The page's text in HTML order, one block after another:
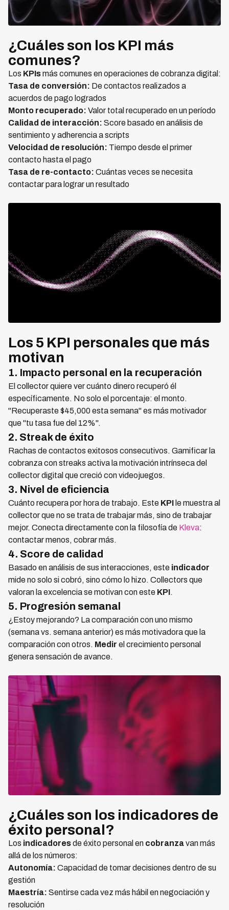
¿Cuáles son los KPI más
comunes?
Los KPIsmás comunes en operaciones de cobranza digital:
Tasa de conversión: De contactos realizados a
acuerdos de pago logrados
Monto recuperado: Valor total recuperado en un período
Calidad de interacción: Score basado en análisis de
sentimiento y adherencia a scripts
Velocidad de resolución: Tiempo desde el primer
contacto hasta el pago
Tasa de re-contacto: Cuántas veces se necesita
contactar para lograr un resultado
Los 5 KPI personales que más
motivan
1. Impacto personal en la recuperación
El collector quiere ver cuánto dinero recuperó él
específicamente. No solo el porcentaje: el monto.
"Recuperaste $45,000 esta semana" es más motivador
que "tu tasa fue del 12%".
2. Streak de éxito
Rachas de contactos exitosos consecutivos. Gamificar la
cobranza con streaks activa la motivación intrínseca del
collector digital que creció con videojuegos.
3. Nivel de eficiencia
Cuánto recupera por hora de trabajo. Este KPI le muestra al
collector que no se trata de trabajar más, sino de trabajar
mejor. Conecta directamente con la filosofía de Kleva:
contactar menos, cobrar más.
4. Score de calidad
Basado en análisis de sus interacciones, este indicador
mide no solo si cobró, sino cómo lo hizo. Collectors que
valoran la excelencia se motivan con este KPI.
5. Progresión semanal
¿Estoy mejorando? La comparación con uno mismo
(semana vs. semana anterior) es más motivadora que la
comparación con otros. Medir el crecimiento personal
genera sensación de avance.
¿Cuáles son los indicadores de
éxito personal?
Los indicadoresde éxito personal en cobranzavan más
allá de los números:
Autonomía: Capacidad de tomar decisiones dentro de su
gestión
Maestría: Sentirse cada vez más hábil en negociación y
resolución